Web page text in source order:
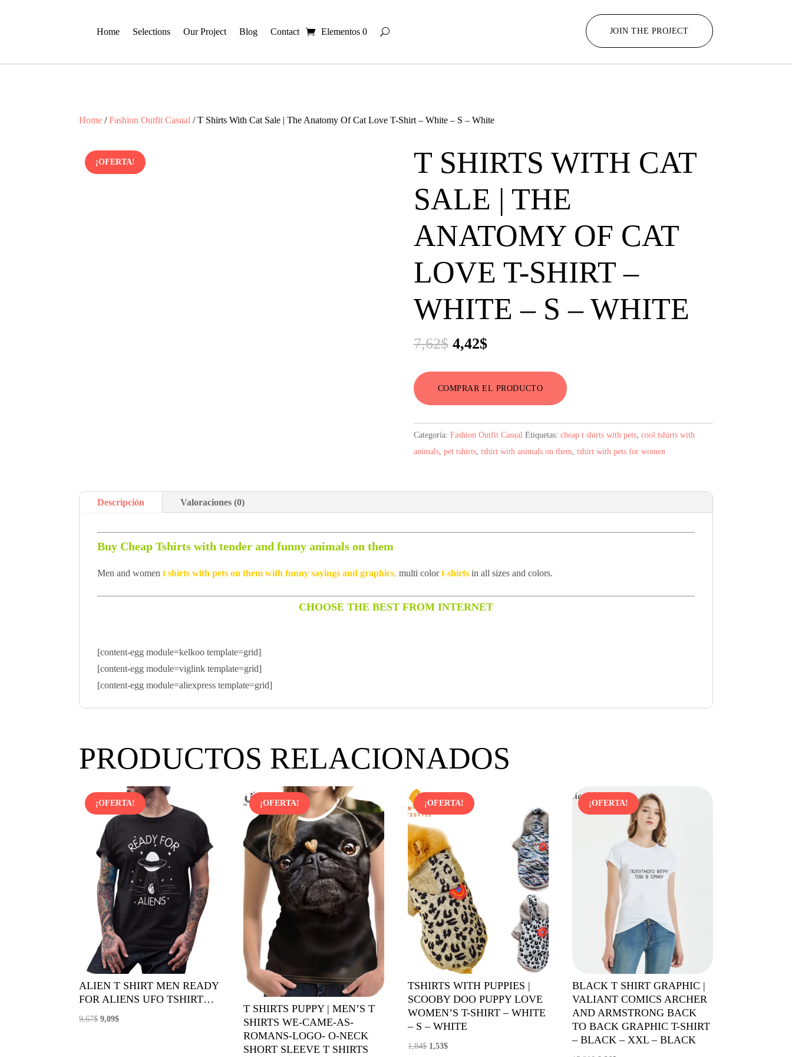
Home Selections Our Project Blog Contact Elementos 0 JOIN THE PROJECT
Home /Fashion Outfit Casual / T Shirts With Cat Sale | The Anatomy Of Cat Love T-Shirt – White – S – White
¡OFERTA!
T SHIRTS WITH CAT
SALE | THE
ANATOMY OF CAT
LOVE T-SHIRT –
WHITE – S – WHITE
7,62$ El
original
era:
7,62$.
4,42$El
actual
es:
4,42$.
COMPRAR EL PRODUCTO
Categoría: Fashion Outfit Casual Etiquetas: cheap t shirts with pets, cool tshirts with
animals, pet tshirts, tshirt with animals on them tshirt with pets for women
Descripción Valoraciones (0)
Buy Cheap Tshirts with tender and funny animals on them
Men and woment shirts with pets on them with funny sayings and graphics, multi colort-shirts in all sizes and colors.
CHOOSE THE BEST FROM INTERNET
[content-egg module=kelkoo template=grid]
[content-egg module=viglink template=grid]
[content-egg module=aliexpress template=grid]
PRODUCTOS RELACIONADOS
¡OFERTA!
ALIEN T SHIRT MEN READY
FOR ALIENS UFO TSHIRT…
9,67$ El
9,09$El
¡OFERTA!
T SHIRTS PUPPY | MEN’S T
SHIRTS WE-CAME-AS-
ROMANS-LOGO- O-NECK
SHORT SLEEVE T SHIRTS
¡OFERTA!
TSHIRTS WITH PUPPIES |
SCOOBY DOO PUPPY LOVE
WOMEN’S T-SHIRT – WHITE
– S – WHITE
1,84$ El
1,53$El
¡OFERTA!
BLACK T SHIRT GRAPHIC |
VALIANT COMICS ARCHER
AND ARMSTRONG BACK
TO BACK GRAPHIC T-SHIRT
– BLACK – XXL – BLACK